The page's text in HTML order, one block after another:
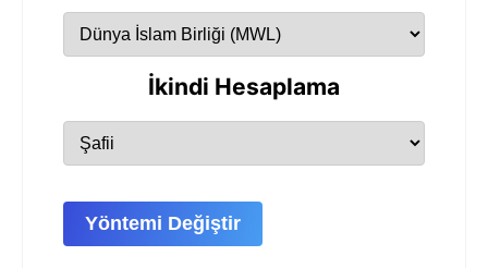
İkindi Hesaplama
Yöntemi Değiştir